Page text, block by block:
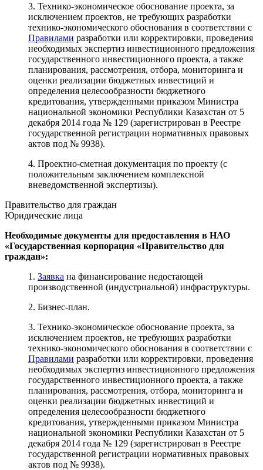
3. Технико-экономическое обоснование проекта, за
исключением проектов, не требующих разработки
технико-экономического обоснования в соответствии с
Правилами разработки или корректировки, проведения
необходимых экспертиз инвестиционного предложения
государственного инвестиционного проекта, а также
планирования, рассмотрения, отбора, мониторинга и
оценки реализации бюджетных инвестиций и
определения целесообразности бюджетного
кредитования, утвержденными приказом Министра
национальной экономики Республики Казахстан от 5
декабря 2014 года № 129 (зарегистрирован в Реестре
государственной регистрации нормативных правовых
актов под № 9938).
4. Проектно-сметная документация по проекту (с
положительным заключением комплексной
вневедомственной экспертизы).
Правительство для граждан
Юридические лица
Необходимые документы для предоставления в НАО
«Государственная корпорация «Правительство для
граждан»:
1. Заявка на финансирование недостающей
производственной (индустриальной) инфраструктуры.
2. Бизнес-план.
3. Технико-экономическое обоснование проекта, за
исключением проектов, не требующих разработки
технико-экономического обоснования в соответствии с
Правилами разработки или корректировки, проведения
необходимых экспертиз инвестиционного предложения
государственного инвестиционного проекта, а также
планирования, рассмотрения, отбора, мониторинга и
оценки реализации бюджетных инвестиций и
определения целесообразности бюджетного
кредитования, утвержденными приказом Министра
национальной экономики Республики Казахстан от 5
декабря 2014 года № 129 (зарегистрирован в Реестре
государственной регистрации нормативных правовых
актов под № 9938).